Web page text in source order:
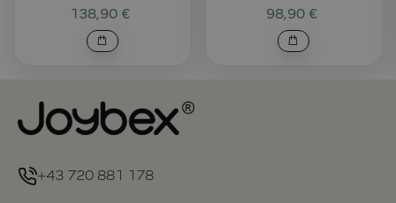
138,90 € 98,90 €
+43 720 881 178